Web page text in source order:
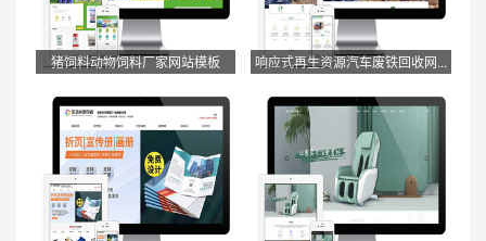
猪饲料动物饲料厂家网站模板 响应式再生资源汽车废铁回收网...